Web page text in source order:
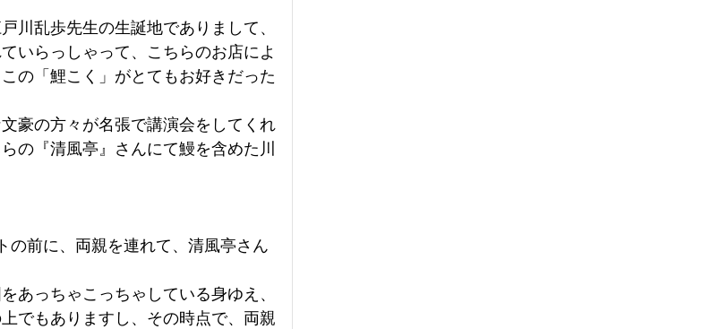
川乱歩先生の生誕地でありまして、
いらっしゃって、こちらのお店によ
の「鯉こく」がとてもお好きだった
豪の方々が名張で講演会をしてくれ
の『清風亭』さんにて鰻を含めた川
の前に、両親を連れて、清風亭さん
あっちゃこっちゃしている身ゆえ、
でもありますし、その時点で、両親